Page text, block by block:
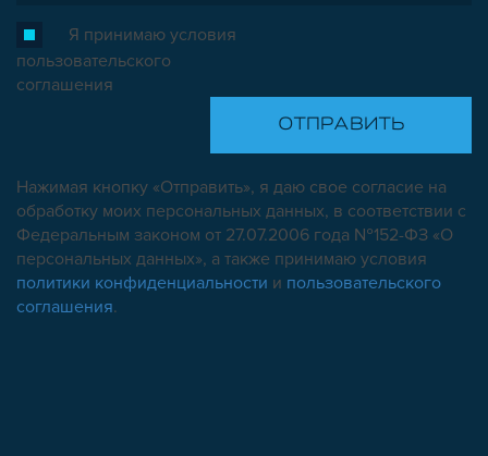
Я принимаю условия
пользовательского
соглашения
Нажимая кнопку «Отправить», я даю свое согласие на
обработку моих персональных данных, в соответствии с
Федеральным законом от 27.07.2006 года №152-ФЗ «О
персональных данных», а также принимаю условия
политики конфиденциальности и пользовательского
соглашения.